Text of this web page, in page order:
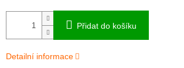
Přidat do košíku
Detailní informace